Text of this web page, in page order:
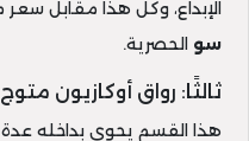
الإبداع، وكل هذا مقابل
سو الحصرية.
ثالثًا: رواق أوكازيون
هذا القسم يحوي بداخله